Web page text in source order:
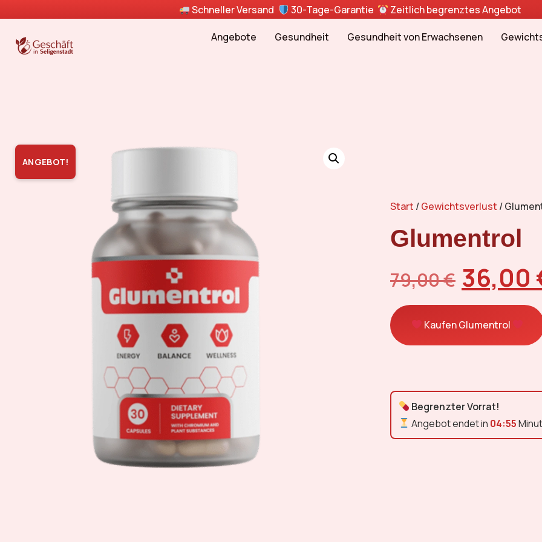
Schneller Versand 30-Tage-Garantie Zeitlich begrenztes Angebot
Angebote Gesundheit Gesundheit von Erwachsenen
ANGEBOT!
Start /Gewichtsverlust /
Glumentrol
79,00€ 36,00
Kaufen Glumentrol
Begrenzter Vorrat!
Angebot endet in 04:55